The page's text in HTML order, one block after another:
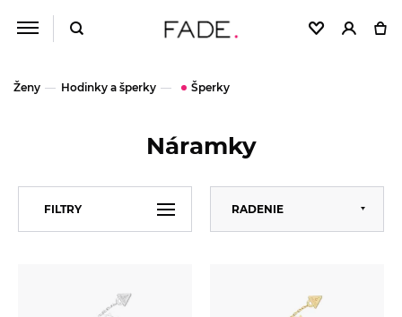
Ženy Hodinky a šperky Šperky
Náramky
FILTRY RADENIE
Predvolené
Abecedne